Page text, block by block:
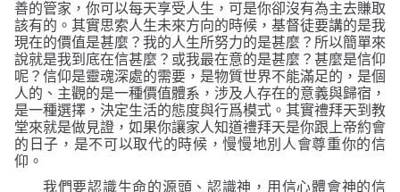
善的管家，你可以每天享受人生，可是你卻沒有為主去賺取
該有的。其實思索人生未來方向的時候，基督徒要講的是我
現在的價值是甚麼？我的人生所努力的是甚麼？所以簡單來
說就是我到底在信甚麼？或我最在意的是甚麼？甚麼是信仰
呢 ？ 信仰是靈魂深處的需要，是物質世界不能滿足的，是個
人的、主觀的是一種價值體系，涉及人存在的意義與歸宿，
是一種選擇，決定生活的態度與行爲模式。其實禮拜天到教
堂來就是做見證，如果你讓家人知道禮拜天是你跟上帝約會
的日子，是不可以取代的時候，慢慢地別人會尊重你的信
仰。
我們要認識生命的源頭、認識神，用信心體會神的信